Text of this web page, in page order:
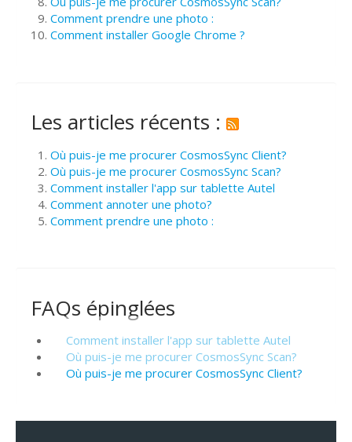
Comment prendre une photo :
Comment installer Google Chrome ?
Les articles récents :
Où puis-je me procurer CosmosSync Client?
Où puis-je me procurer CosmosSync Scan?
Comment installer l'app sur tablette Autel
Comment annoter une photo?
Comment prendre une photo :
FAQs épinglées
Comment installer l'app sur tablette Autel
Où puis-je me procurer CosmosSync Scan?
Où puis-je me procurer CosmosSync Client?